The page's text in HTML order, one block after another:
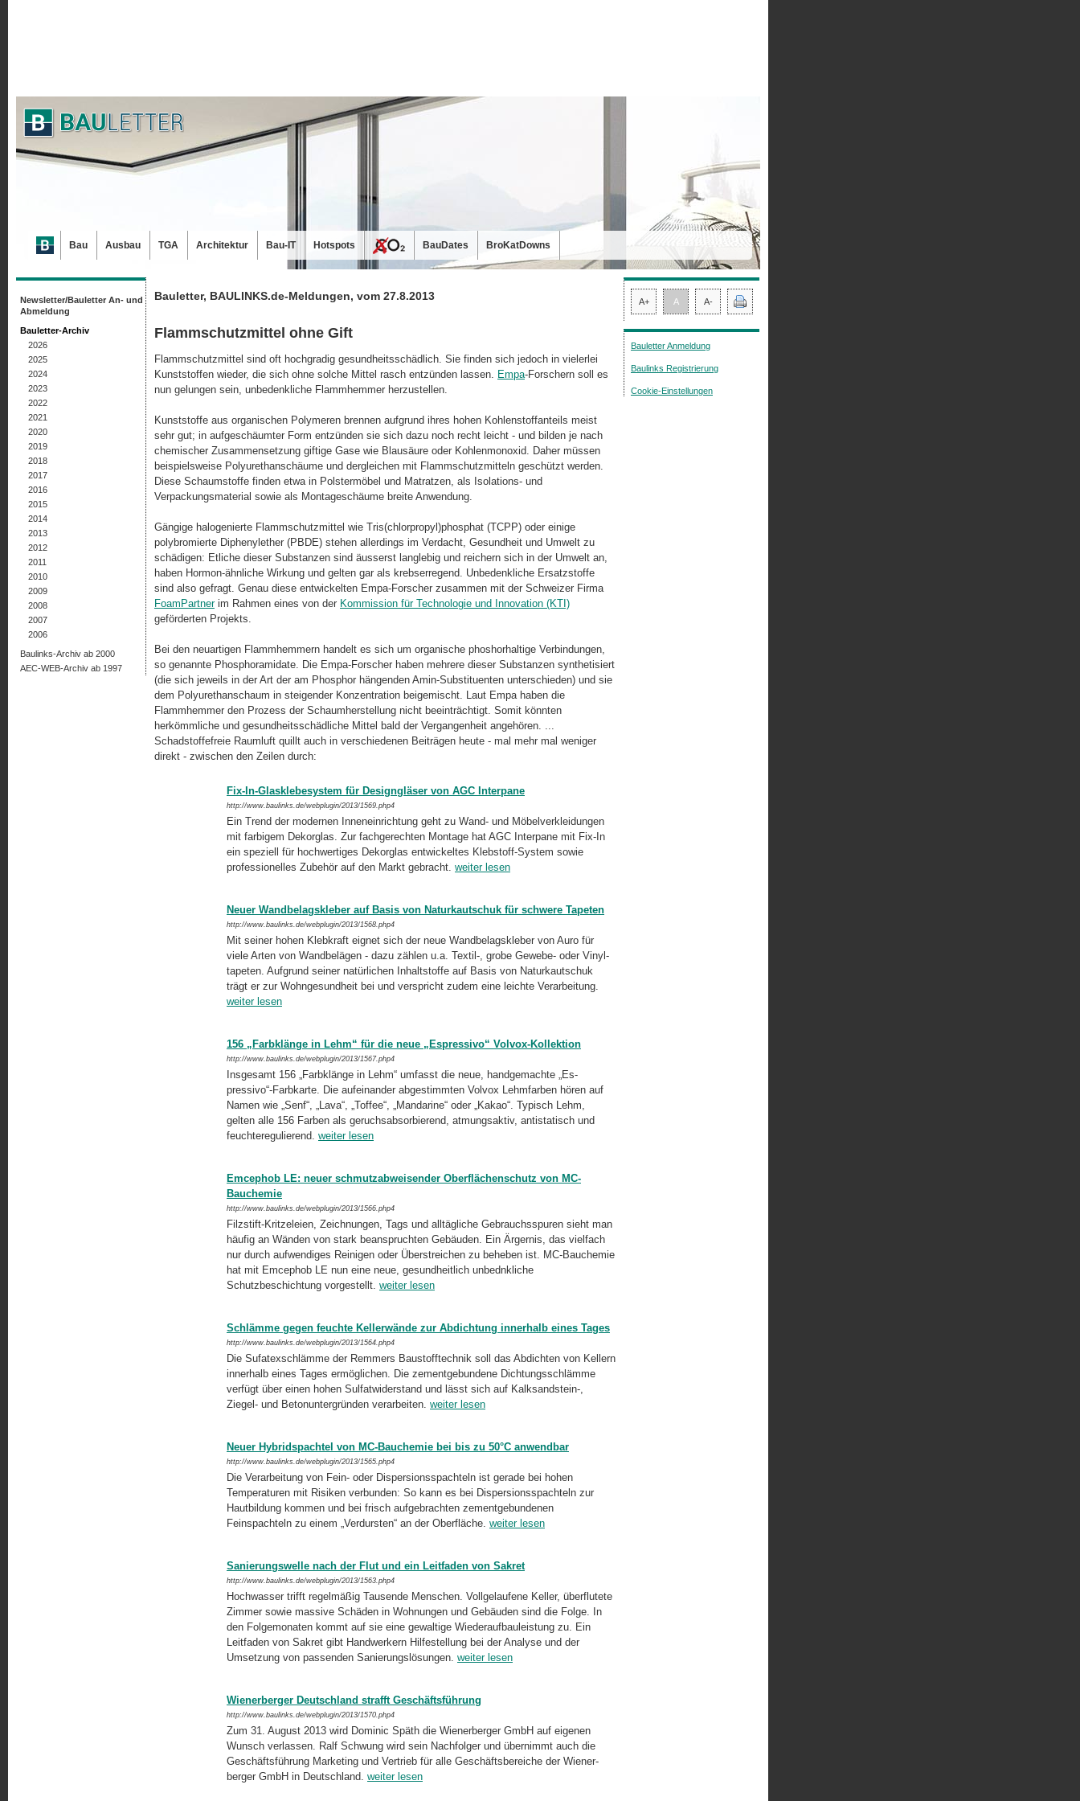
Bauletter, BAULINKS.de-Meldungen, vom 27.8.2013
Flammschutzmittel ohne Gift
Flammschutzmittel sind oft hochgradig gesundheitsschädlich. Sie finden sich jedoch in vielerlei
Kunststoffen wieder, die sich ohne solche Mittel rasch entzünden lassen. Empa-Forschern soll es
nun gelungen sein, unbedenkliche Flammhemmer herzustellen.
Kunststoffe aus organischen Polymeren brennen aufgrund ihres hohen Kohlenstoffan­teils meist
sehr gut; in aufgeschäumter Form entzünden sie sich dazu noch recht leicht - und bilden je nach
chemischer Zusammensetzung giftige Gase wie Blausäure oder Kohlenmonoxid. Daher müssen
beispielsweise Polyurethanschäume und derglei­chen mit Flammschutzmitteln geschützt werden.
Diese Schaumstoffe finden etwa in Polstermöbel und Matratzen, als Isolations- und
Verpackungsmaterial sowie als Montageschäume breite Anwendung.
Gängige halogenierte Flammschutzmittel wie Tris(chlorpropyl)phosphat (TCPP) oder einige
polybromierte Diphenylether (PBDE) stehen allerdings im Verdacht, Gesundheit und Umwelt zu
schädigen: Etliche dieser Substanzen sind äusserst langlebig und reichern sich in der Umwelt an,
haben Hormon-ähnliche Wirkung und gelten gar als krebserregend. Unbedenkliche Ersatzstoffe
sind also gefragt. Genau diese entwickel­ten Empa-Forscher zusammen mit der Schweizer Firma
FoamPartnerim Rahmen eines von der Kommission für Technologie und Innovation (KTI)
geförderten Projekts.
Bei den neuartigen Flammhemmern handelt es sich um organische phoshorhaltige Ver­bindungen,
so genannte Phosphoramidate. Die Empa-Forscher haben mehrere dieser Substanzen synthetisiert
(die sich jeweils in der Art der am Phosphor hängenden Amin-Substituenten unterschieden) und sie
dem Polyurethanschaum in steigender Konzentration beigemischt. Laut Empa haben die
Flammhemmer den Prozess der Schaumherstellung nicht beeinträchtigt. Somit könnten
herkömmliche und gesund­heitsschädliche Mittel bald der Vergangenheit angehören. ...
Schadstoffefreie Raum­luft quillt auch in verschiedenen Beiträgen heute - mal mehr mal weniger
direkt - zwischen den Zeilen durch:
Fix-In-Glasklebesystem für Designgläser von AGC Interpane
http://www.baulinks.de/webplugin/2013/1569.php4
Ein Trend der modernen Inneneinrichtung geht zu Wand- und Möbelver­klei­dungen
mit farbigem Dekorglas. Zur fachgerechten Montage hat AGC Interpane mit Fix-In
ein speziell für hochwertiges Dekorglas ent­wickeltes Klebstoff-System sowie
professionelles Zubehör auf den Markt gebracht. weiter lesen
Neuer Wandbelagskleber auf Basis von Naturkautschuk für schwere Tapeten
http://www.baulinks.de/webplugin/2013/1568.php4
Mit seiner hohen Klebkraft eignet sich der neue Wandbelagskleber von Auro für
viele Arten von Wandbelä­gen - dazu zählen u.a. Textil-, grobe Gewebe- oder Vinyl­
tapeten. Aufgrund seiner natürlichen Inhaltstoffe auf Basis von Natur­kautschuk
trägt er zur Wohngesundheit bei und verspricht zu­dem eine leichte Verarbeitung.
weiter lesen
156 „Farbklänge in Lehm“ für die neue „Espressivo“ Volvox-Kollektion
http://www.baulinks.de/webplugin/2013/1567.php4
Insgesamt 156 „Farbklänge in Lehm“ umfasst die neue, handgemachte „Es­
pressivo“-Farbkarte. Die aufeinander abgestimmten Volvox Lehmfar­ben hö­ren auf
Namen wie „Senf“, „Lava“, „Toffee“, „Mandarine“ oder „Kakao“. Typisch Lehm,
gelten alle 156 Farben als geruchsabsorbie­rend, atmungs­aktiv, antistatisch und
feuchteregulierend. weiter lesen
Emcephob LE: neuer schmutzabweisender Oberflächenschutz von MC-
Bauchemie
http://www.baulinks.de/webplugin/2013/1566.php4
Filzstift-Kritzeleien, Zeichnungen, Tags und alltägliche Gebrauchsspuren sieht man
häufig an Wänden von stark beanspruchten Gebäuden. Ein Är­gernis, das vielfach
nur durch aufwendiges Reinigen oder Überstrei­chen zu beheben ist. MC-Bauchemie
hat mit Emcephob LE nun eine neue, gesund­heitlich unbednkliche
Schutzbeschichtung vorgestellt. weiter lesen
Schlämme gegen feuchte Kellerwände zur Abdichtung innerhalb eines Tages
http://www.baulinks.de/webplugin/2013/1564.php4
Die Sufatexschlämme der Remmers Baustofftechnik soll das Abdichten von Kellern
innerhalb eines Tages ermöglichen. Die zementgebundene Dich­tungsschlämme
verfügt über einen hohen Sulfatwiderstand und lässt sich auf Kalksandstein-,
Ziegel- und Betonuntergründen verar­beiten. weiter lesen
Neuer Hybridspachtel von MC-Bauchemie bei bis zu 50°C anwendbar
http://www.baulinks.de/webplugin/2013/1565.php4
Die Verarbeitung von Fein- oder Dispersionsspachteln ist gerade bei ho­hen
Temperaturen mit Risiken verbunden: So kann es bei Dispersions­spachteln zur
Hautbildung kommen und bei frisch aufgebrachten ze­ment­gebundenen
Feinspachteln zu einem „Verdursten“ an der Ober­fläche. weiter lesen
Sanierungswelle nach der Flut und ein Leitfaden von Sakret
http://www.baulinks.de/webplugin/2013/1563.php4
Hochwasser trifft regelmäßig Tausende Menschen. Vollgelaufene Keller, überflutete
Zimmer sowie massive Schäden in Wohnungen und Gebäu­den sind die Folge. In
den Folgemonaten kommt auf sie eine gewaltige Wieder­aufbauleistung zu. Ein
Leitfaden von Sakret gibt Handwerkern Hilfestellung bei der Analyse und der
Umsetzung von passenden Sanie­rungslösungen. weiter lesen
Wienerberger Deutschland strafft Geschäftsführung
http://www.baulinks.de/webplugin/2013/1570.php4
Zum 31. August 2013 wird Dominic Späth die Wie­nerberger GmbH auf eigenen
Wunsch verlassen. Ralf Schwung wird sein Nachfolger und übernimmt auch die
Geschäftsführung Marketing und Vertrieb für alle Geschäftsbereiche der Wiener­
berger GmbH in Deutschland. weiter lesen
Newsletter/Bauletter An- und
Abmeldung
Bauletter-Archiv
2026
2025
2024
2023
2022
2021
2020
2019
2018
2017
2016
2015
2014
2013
2012
2011
2010
2009
2008
2007
2006
Baulinks-Archiv ab 2000
AEC-WEB-Archiv ab 1997
A+ A A-
Bauletter Anmeldung
Baulinks Registrierung
Cookie-Einstellungen
Bau Ausbau TGA Architektur Bau-IT Hotspots BauDates BroKatDowns